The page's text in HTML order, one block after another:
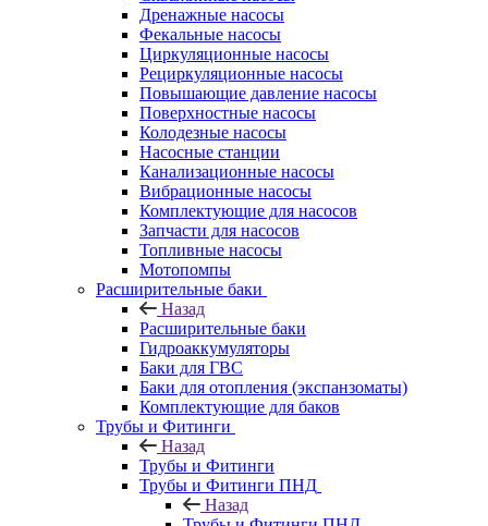
Дренажные насосы
Фекальные насосы
Циркуляционные насосы
Рециркуляционные насосы
Повышающие давление насосы
Поверхностные насосы
Колодезные насосы
Насосные станции
Канализационные насосы
Вибрационные насосы
Комплектующие для насосов
Запчасти для насосов
Топливные насосы
Мотопомпы
Расширительные баки
Назад
Расширительные баки
Гидроаккумуляторы
Баки для ГВС
Баки для отопления (экспанзоматы)
Комплектующие для баков
Трубы и Фитинги
Назад
Трубы и Фитинги
Трубы и Фитинги ПНД
Назад